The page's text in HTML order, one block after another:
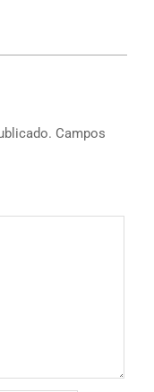
Campos